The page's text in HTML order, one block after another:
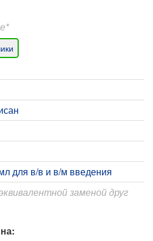
для в/в и в/м введения
заменой друг